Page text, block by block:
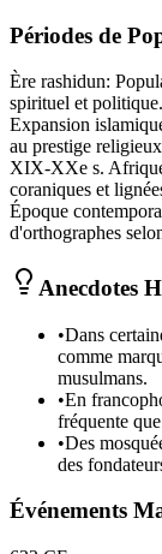
Périodes de
Ère rashidun:
spirituel et politique.
Expansion
au prestige
XIX-XXe s.
coraniques et
Époque
d'orthographes
Anecdotes
•Dans
comme
musulmans.
•En
fréquente
•Des
des
Événements